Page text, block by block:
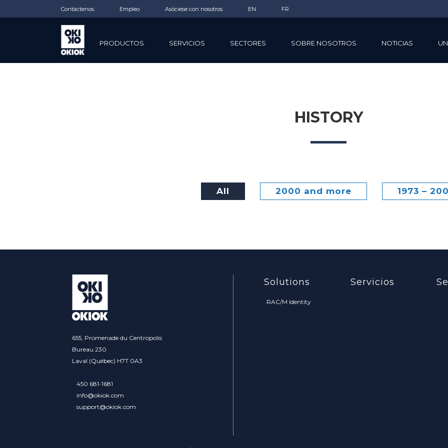
Contáctenos Empleo Asóciese con nosotros EN FR
PRODUCTOS SERVICIOS SECTORES SOBRE NOSOTROS NOTICIAS
HISTORY
All 2000 and more 1973 –
655, Promenade du Centropolis
Bureau 230
Laval (Québec) H7T 0A3
450 681-1681
info@okiok.com
support@okiok.com
Solutions
RAC/M Identity
Servicios